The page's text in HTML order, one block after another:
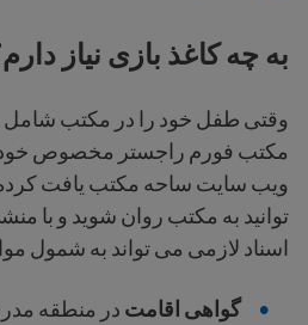
به چه کاغذ بازی نیاز
وقتی طفل خود را در مکتب شامل
مکتب فورم راجستر مخصوص خود
ویب سایت ساحه مکتب یافت
توانید به مکتب روان شوید و با
اسناد لازمی می تواند به شمول
گواهی اقامت در منطقه